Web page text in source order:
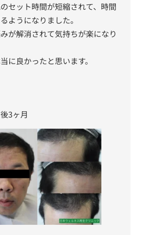
セット時間が短縮されて、時間
ようになりました。
が解消されて気持ちが楽になり
に良かったと思います。
3ヶ月